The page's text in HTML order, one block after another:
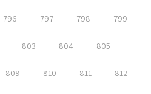
796 797 798 799
803 804 805
809 810 811 812